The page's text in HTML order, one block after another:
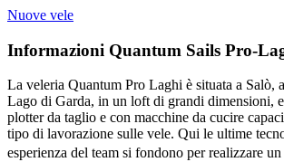
Nuove vele
Informazioni Quantum Sails Pro-
La veleria Quantum Pro Laghi è situata a Salò,
Lago di Garda, in un loft di grandi dimensioni,
plotter da taglio e con macchine da cucire
tipo di lavorazione sulle vele. Qui le ultime
esperienza del team si fondono per realizzare